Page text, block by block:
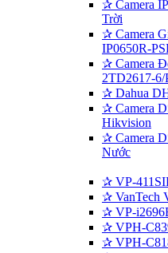
✰ Camera
Trời
✰ Camera
IP0650R-
✰ Camera
2TD2617-6/
✰ Dahua
✰ Camera
Hikvision
✰ Camera
Nước
✰ VP-
✰ VanTech
✰ VP-
✰ VPH-
✰ VPH-